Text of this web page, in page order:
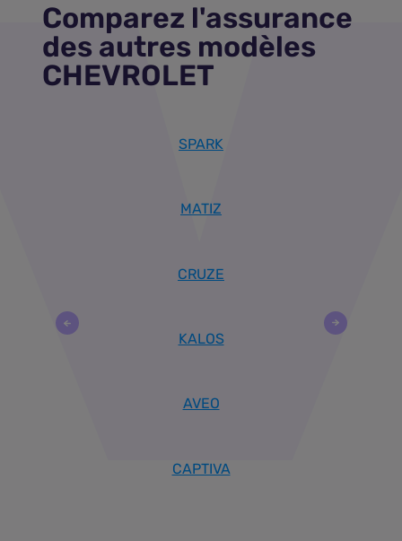
Comparez l'assurance
des autres modèles
CHEVROLET
SPARK
MATIZ
CRUZE
KALOS
AVEO
CAPTIVA